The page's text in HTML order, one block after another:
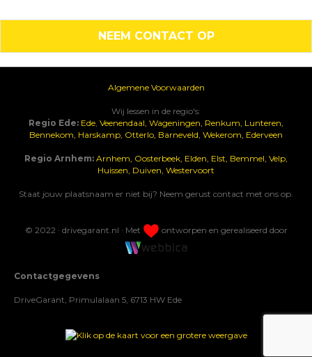
NEEM CONTACT OP
Algemene Voorwaarden
Wij lessen in de regio's:
Regio Ede: Ede, Veenendaal, Wageningen, Renkum, Lunteren,
Bennekom, Harskamp, Otterlo, Barneveld, Wekerom, Ederveen
Regio Arnhem: Arnhem, Oosterbeek, Elden, Elst, Bemmel, Velp,
Huissen, Duiven, Westervoort
Staat jouw plaatsnaam er niet bij? Neem gerust contact met ons op.
© 2022 · drivegarant.nl · Met ontworpen en gerealiseerd door
Contactgegevens
DriveGarant, Primulalaan 5, 6713 HW Ede